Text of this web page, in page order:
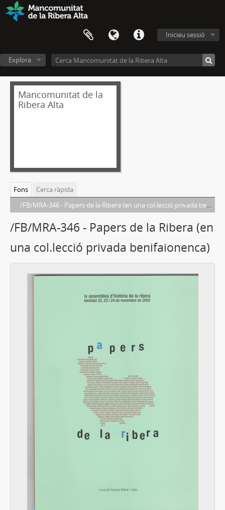
Inicieu sessió
Explora
Mancomunitat de la
Ribera Alta
Fons
Cerca ràpida
/FB/MRA-346 - Papers de la Ribera (en una col.lecció privada benifaionenca)
/FB/MRA-346 - Papers de la Ribera (en
una col.lecció privada benifaionenca)